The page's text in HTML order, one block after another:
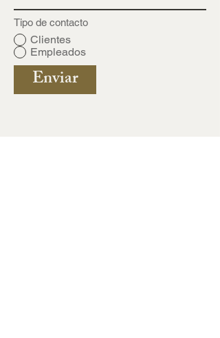
Tipo de contacto
Clientes
Empleados
Enviar